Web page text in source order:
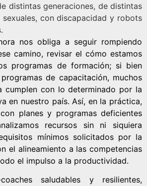
distintas generaciones, de distintas
sexuales, con discapacidad y robots
nos obliga a seguir rompiendo
camino, revisar el cómo estamos
programas de formación; si bien
de capacitación, muchos
cumplen con lo determinado por la
en nuestro país. Así, en la práctica,
planes y programas deficientes
recursos sin ni siquiera
mínimos solicitados por la
el alineamiento a las competencias
el impulso a la productividad.
coaches saludables y resilientes,